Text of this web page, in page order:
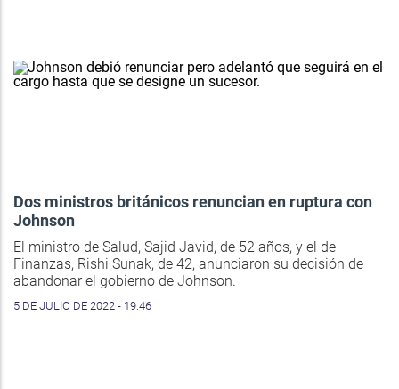
Dos ministros británicos renuncian en ruptura con
Johnson
El ministro de Salud, Sajid Javid, de 52 años, y el de
Finanzas, Rishi Sunak, de 42, anunciaron su decisión de
abandonar el gobierno de Johnson.
5 DE JULIO DE 2022 - 19:46